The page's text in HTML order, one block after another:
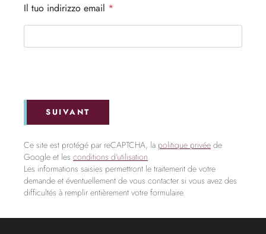
Il tuo indirizzo email *
SUIVANT
Ce site est protégé par reCAPTCHA, la politique privée de
Google et les conditions d'utilisation.
Les informations saisies permettront le traitement de votre
demande et éventuellement de vous contacter si vous avez des
difficultés à remplir entièrement votre formulaire.